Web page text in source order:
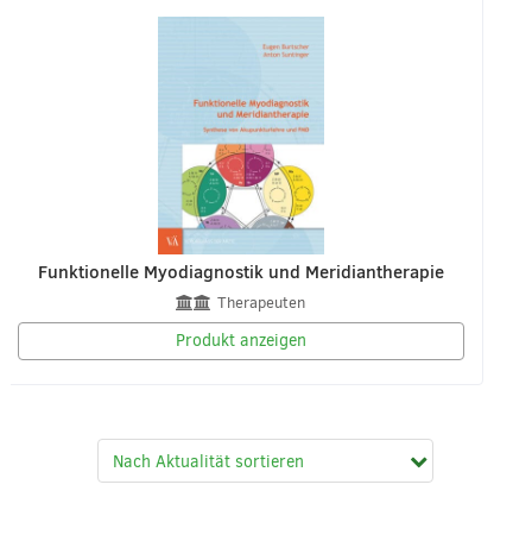
Funktionelle Myodiagnostik und Meridiantherapie
Therapeuten
Produkt anzeigen